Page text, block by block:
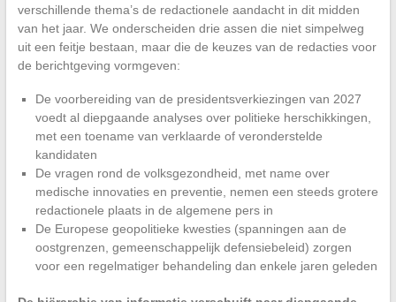
verschillende thema’s de redactionele aandacht in dit midden
van het jaar. We onderscheiden drie assen die niet simpelweg
uit een feitje bestaan, maar die de keuzes van de redacties voor
de berichtgeving vormgeven:
De voorbereiding van de presidentsverkiezingen van 2027
voedt al diepgaande analyses over politieke herschikkingen,
met een toename van verklaarde of veronderstelde
kandidaten
De vragen rond de volksgezondheid, met name over
medische innovaties en preventie, nemen een steeds grotere
redactionele plaats in de algemene pers in
De Europese geopolitieke kwesties (spanningen aan de
oostgrenzen, gemeenschappelijk defensiebeleid) zorgen
voor een regelmatiger behandeling dan enkele jaren geleden